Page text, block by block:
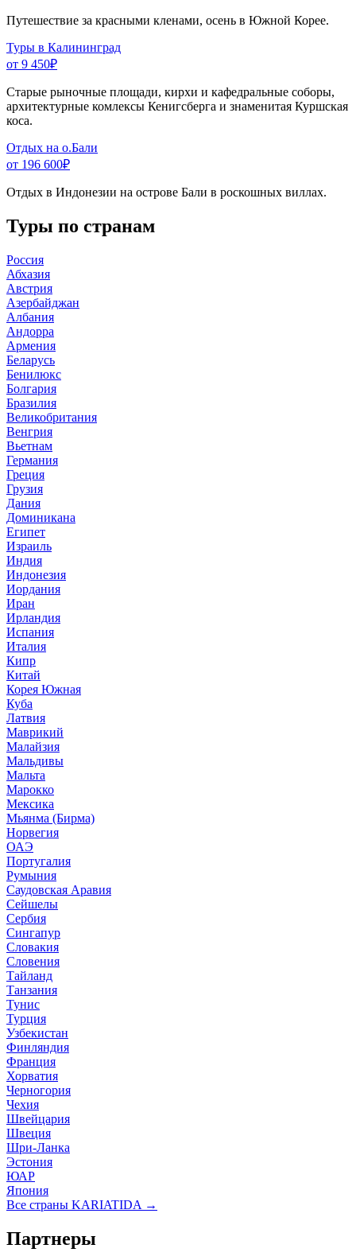
Путешествие за красными кленами, осень в Южной Корее.
Туры в Калининград
от 9 450₽
Старые рыночные площади, кирхи и кафедральные соборы,
архитектурные комлексы Кенигсберга и знаменитая Куршская
коса.
Отдых на о.Бали
от 196 600₽
Отдых в Индонезии на острове Бали в роскошных виллах.
Туры по странам
Россия
Абхазия
Австрия
Азербайджан
Албания
Андорра
Армения
Беларусь
Бенилюкс
Болгария
Бразилия
Великобритания
Венгрия
Вьетнам
Германия
Греция
Грузия
Дания
Доминикана
Египет
Израиль
Индия
Индонезия
Иордания
Иран
Ирландия
Испания
Италия
Кипр
Китай
Корея Южная
Куба
Латвия
Маврикий
Малайзия
Мальдивы
Мальта
Марокко
Мексика
Мьянма (Бирма)
Норвегия
ОАЭ
Португалия
Румыния
Саудовская Аравия
Сейшелы
Сербия
Сингапур
Словакия
Словения
Тайланд
Танзания
Тунис
Турция
Узбекистан
Финляндия
Франция
Хорватия
Черногория
Чехия
Швейцария
Швеция
Шри-Ланка
Эстония
ЮАР
Япония
Все страны KARIATIDA →
Партнеры